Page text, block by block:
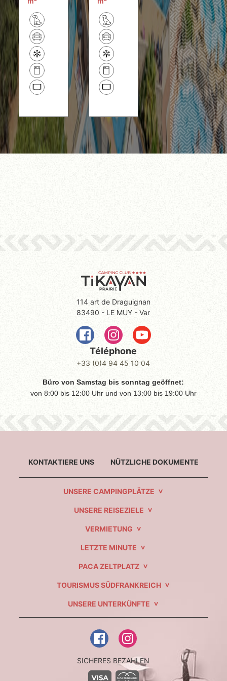
114 art de Draguignan
83490 - LE MUY - Var
Téléphone
+33 (0)4 94 45 10 04
Büro von Samstag bis sonntag geöffnet:
von 8:00 bis 12:00 Uhr und von 13:00 bis 19:00 Uhr
KONTAKTIERE UNS NÜTZLICHE DOKUMENTE
UNSERE CAMPINGPLÄTZE
UNSERE REISEZIELE
VERMIETUNG
LETZTE MINUTE
PACA ZELTPLATZ
TOURISMUS SÜDFRANKREICH
UNSERE UNTERKÜNFTE
SICHERES BEZAHLEN